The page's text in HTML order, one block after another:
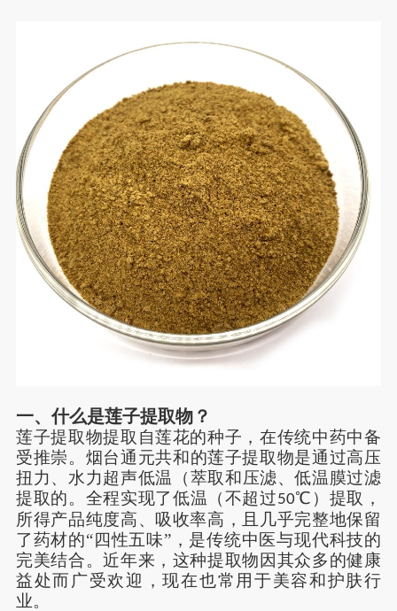
一、什么是莲子提取物？
莲子提取物提取自莲花的种子，在传统中药中备
受推崇。 烟台通元共和的莲子提取物是通过高压
扭力、水力超声低温
（萃取和压滤、低温膜过滤
提取的。全程实现了低温（不超过50℃）提取，
所得产品纯度高、吸收率高，且几乎完整地保留
了药材的“四性五味”，是传统中医与现代科技的
完美结合。近年来，这种提取物因其众多的健康
益处而广受欢迎，现在也常用于美容和护肤行
业。